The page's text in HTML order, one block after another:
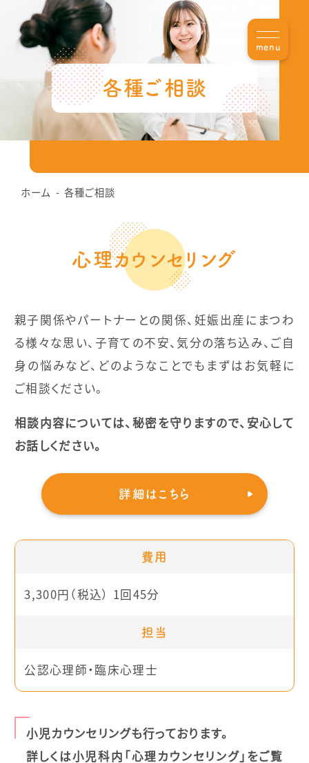
各種ご相談
ホーム 各種ご相談
心理カウンセリング
親子関係やパートナーとの関係、妊娠出産にまつわ
る様々な思い、子育ての不安、気分の落ち込み、ご自
身の悩みなど、どのようなことでもまずはお気軽に
ご相談ください。
相談内容については、秘密を守りますので、安心して
お話しください。
詳細はこちら
費用
3,300円（税込） 1回45分
担当
公認心理師・臨床心理士
小児カウンセリングも行っております。
詳しくは小児科内「心理カウンセリング」をご覧
menu